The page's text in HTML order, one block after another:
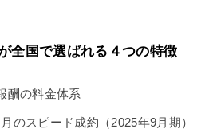
全国で選ばれる４つの特徴
酬の料金体系
のスピード成約（2025年9月期）